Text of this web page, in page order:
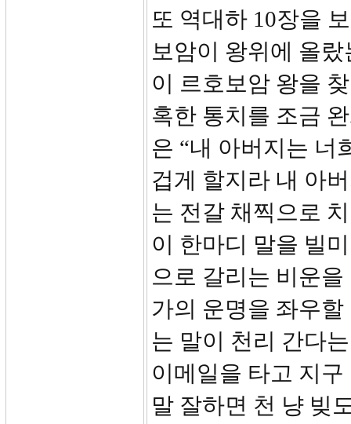
또 역대하 10장을
보암이 왕위에 올
이 르호보암 왕을
혹한 통치를 조금
은 “내 아버지는 너
겁게 할지라 내 아
는 전갈 채찍으로
이 한마디 말을 빌
으로 갈리는 비운
가의 운명을 좌우
는 말이 천리 간다
이메일을 타고 지
말 잘하면 천 냥 빚